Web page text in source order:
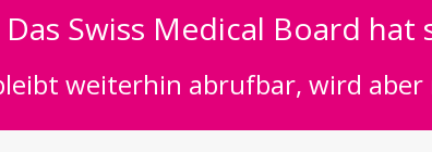
Das Swiss Medical Board
weiterhin abrufbar, wird